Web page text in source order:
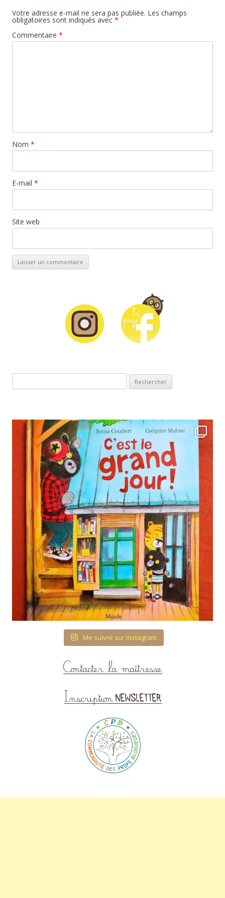
Votre adresse e-mail ne sera pas publiée. Les champs
obligatoires sont indiqués avec *
Commentaire *
Nom *
E-mail *
Site web
Me suivre sur Instagram